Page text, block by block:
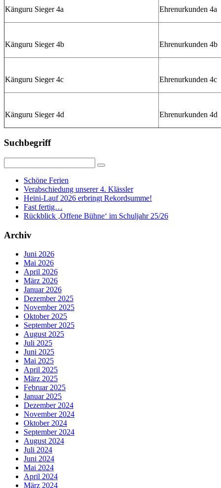
Känguru Sieger 4a Ehrenurkunden 4a
Känguru Sieger 4b Ehrenurkunden 4b
Känguru Sieger 4c Ehrenurkunden 4c
Känguru Sieger 4d Ehrenurkunden 4d
Suchbegriff
Schöne Ferien
Verabschiedung unserer 4. Klässler
Heini-Lauf 2026 erbringt Rekordsumme!
Fast fertig…
Rückblick ‚Offene Bühne‘ im Schuljahr 25/26
Archiv
Juni 2026
Mai 2026
April 2026
März 2026
Januar 2026
Dezember 2025
November 2025
Oktober 2025
September 2025
August 2025
Juli 2025
Juni 2025
Mai 2025
April 2025
März 2025
Februar 2025
Januar 2025
Dezember 2024
November 2024
Oktober 2024
September 2024
August 2024
Juli 2024
Juni 2024
Mai 2024
April 2024
März 2024